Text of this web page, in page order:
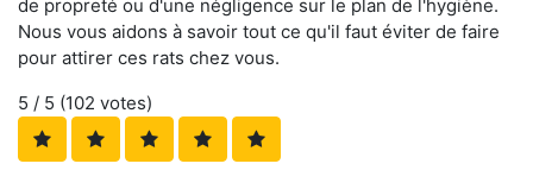
de propreté ou d'une négligence sur le plan de l'hygiène.
Nous vous aidons à savoir tout ce qu'il faut éviter de faire
pour attirer ces rats chez vous.
5 / 5 (102 votes)